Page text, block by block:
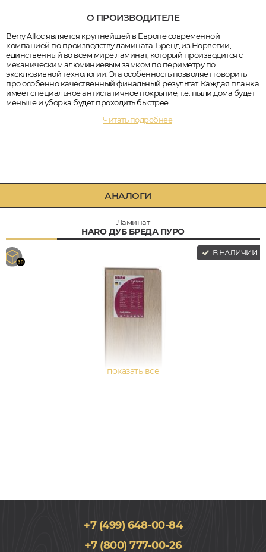
О ПРОИЗВОДИТЕЛЕ
Berry Alloc является крупнейшей в Европе современной
компанией по производству ламината. Бренд из Норвегии,
единственный во всем мире ламинат, который производится с
механическим алюминиевым замком по периметру по
эксклюзивной технологии. Эта особенность позволяет говорить
про особенно качественный финальный результат. Каждая планка
имеет специальное антистатичное покрытие, т.е. пыли дома будет
меньше и уборка будет проходить быстрее.
Читать подробнее
АНАЛОГИ
Ламинат
HARO ДУБ БРЕДА ПУРО
В НАЛИЧИИ
+7 (499) 648-00-84
+7 (800) 777-00-26